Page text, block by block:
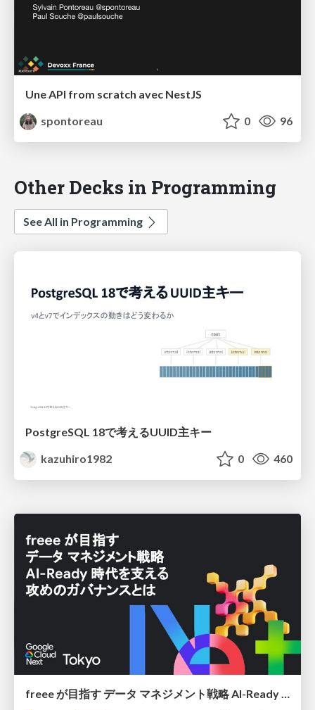
Une API from scratch avec NestJS
spontoreau
0 96
Other Decks in Programming
See All in Programming
PostgreSQL 18で考えるUUID主キー
kazuhiro1982
0 460
freee が目指す データ マネジメント戦略 AI-Ready 時代を支える 攻めのガバナンスとは